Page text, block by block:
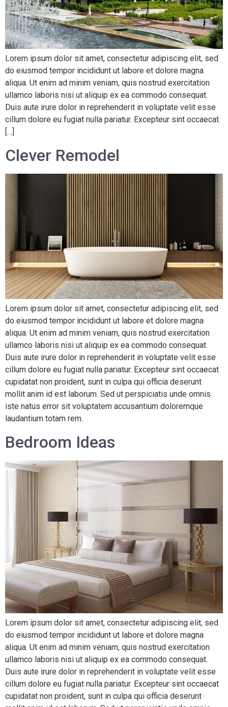
Lorem ipsum dolor sit amet, consectetur adipiscing elit, sed
do eiusmod tempor incididunt ut labore et dolore magna
aliqua. Ut enim ad minim veniam, quis nostrud exercitation
ullamco laboris nisi ut aliquip ex ea commodo consequat.
Duis aute irure dolor in reprehenderit in voluptate velit esse
cillum dolore eu fugiat nulla pariatur. Excepteur sint occaecat
[…]
Clever Remodel
Lorem ipsum dolor sit amet, consectetur adipiscing elit, sed
do eiusmod tempor incididunt ut labore et dolore magna
aliqua. Ut enim ad minim veniam, quis nostrud exercitation
ullamco laboris nisi ut aliquip ex ea commodo consequat.
Duis aute irure dolor in reprehenderit in voluptate velit esse
cillum dolore eu fugiat nulla pariatur. Excepteur sint occaecat
cupidatat non proident, sunt in culpa qui officia deserunt
mollit anim id est laborum. Sed ut perspiciatis unde omnis
iste natus error sit voluptatem accusantium doloremque
laudantium totam rem.
Bedroom Ideas
Lorem ipsum dolor sit amet, consectetur adipiscing elit, sed
do eiusmod tempor incididunt ut labore et dolore magna
aliqua. Ut enim ad minim veniam, quis nostrud exercitation
ullamco laboris nisi ut aliquip ex ea commodo consequat.
Duis aute irure dolor in reprehenderit in voluptate velit esse
cillum dolore eu fugiat nulla pariatur. Excepteur sint occaecat
cupidatat non proident, sunt in culpa qui officia deserunt